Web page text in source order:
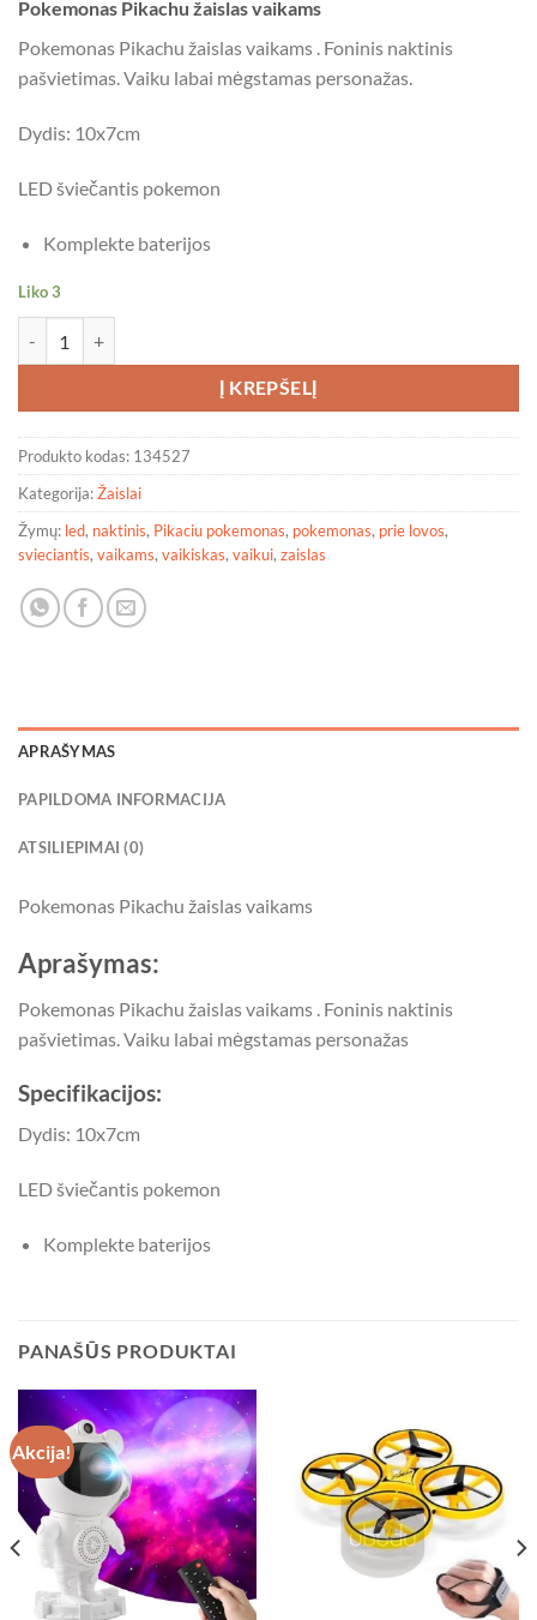
Pokemonas Pikachu žaislas vaikams
Pokemonas Pikachu žaislas vaikams . Foninis naktinis
pašvietimas. Vaiku labai mėgstamas personažas.
Dydis: 10x7cm
LED šviečantis pokemon
Komplekte baterijos
Liko 3
Į KREPŠELĮ
Produkto kodas: 134527
Kategorija:Žaislai
Žymų: led, naktinis, Pikaciu pokemonas, pokemonas, prie lovos,
svieciantis, vaikams, vaikiskas, vaikui, zaislas
APRAŠYMAS
PAPILDOMA INFORMACIJA
ATSILIEPIMAI (0)
Pokemonas Pikachu žaislas vaikams
Aprašymas:
Pokemonas Pikachu žaislas vaikams . Foninis naktinis
pašvietimas. Vaiku labai mėgstamas personažas
Specifikacijos:
Dydis: 10x7cm
LED šviečantis pokemon
Komplekte baterijos
PANAŠŪS PRODUKTAI
Akcija!